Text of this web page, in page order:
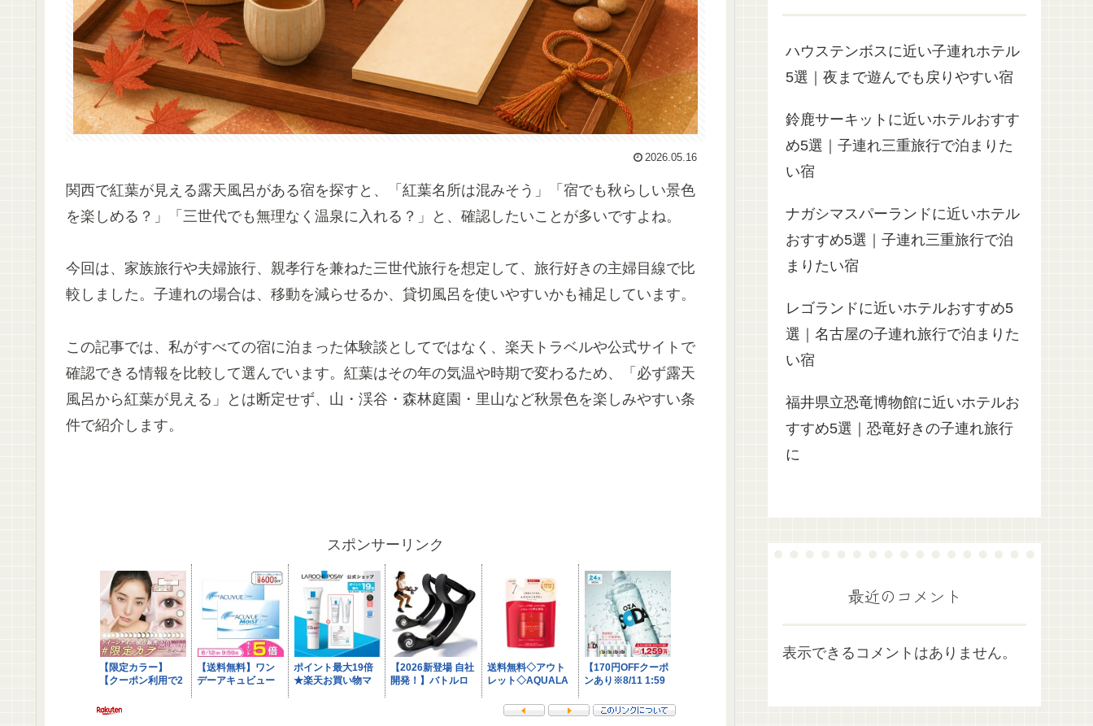
2026.05.16
関西で紅葉が見える露天風呂がある宿を探すと、「紅葉名所は混みそう」「宿でも秋らしい景色
を楽しめる？」「三世代でも無理なく温泉に入れる？」と、確認したいことが多いですよね。
今回は、家族旅行や夫婦旅行、親孝行を兼ねた三世代旅行を想定して、旅行好きの主婦目線で比
較しました。子連れの場合は、移動を減らせるか、貸切風呂を使いやすいかも補足しています。
この記事では、私がすべての宿に泊まった体験談としてではなく、楽天トラベルや公式サイトで
確認できる情報を比較して選んでいます。紅葉はその年の気温や時期で変わるため、「必ず露天
風呂から紅葉が見える」とは断定せず、山・渓谷・森林庭園・里山など秋景色を楽しみやすい条
件で紹介します。
スポンサーリンク
ハウステンボスに近い子連れホテル
5選｜夜まで遊んでも戻りやすい宿
鈴鹿サーキットに近いホテルおすす
め5選｜子連れ三重旅行で泊まりた
い宿
ナガシマスパーランドに近いホテル
おすすめ5選｜子連れ三重旅行で泊
まりたい宿
レゴランドに近いホテルおすすめ5
選｜名古屋の子連れ旅行で泊まりた
い宿
福井県立恐竜博物館に近いホテルお
すすめ5選｜恐竜好きの子連れ旅行
に
最近のコメント
表示できるコメントはありません。